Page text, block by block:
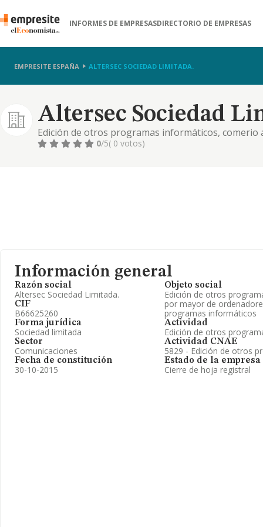
INFORMES DE EMPRESASDIRECTORIO DE EMPRESAS
EMPRESITE ESPAÑA ALTERSEC SOCIEDAD LIMITADA.
Altersec Sociedad
Edición de otros programas informáticos,
y programas informáticos
0/5( 0 votos)
Información general
Razón social
Altersec Sociedad Limitada.
CIF
B66625260
Forma jurídica
Sociedad limitada
Sector
Comunicaciones
Fecha de constitución
30-10-2015
Objeto social
Edición de otros
por mayor de
programas informáticos
Actividad
Edición de otros
Actividad CNAE
5829 - Edición de otros
Estado de la empresa
Cierre de hoja registral